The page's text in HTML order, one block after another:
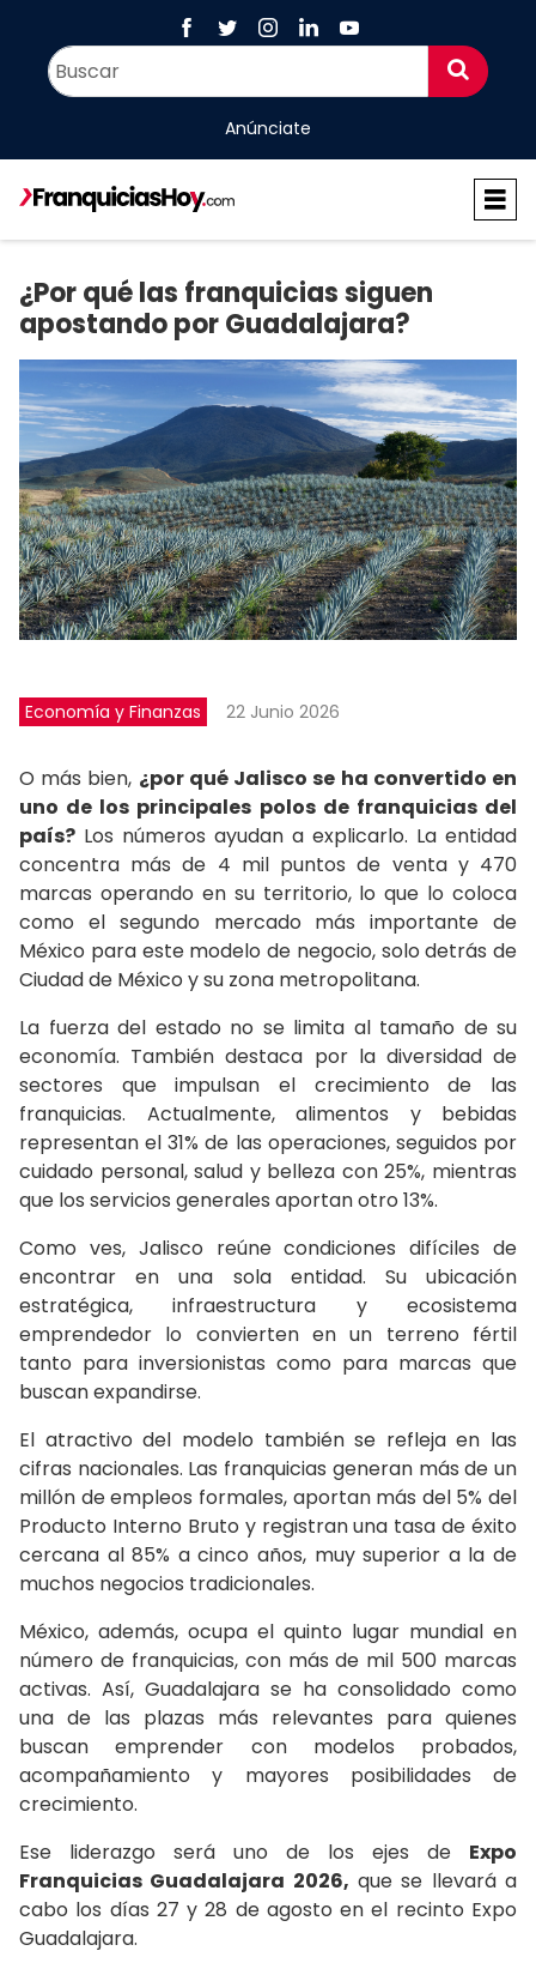
Anúnciate
¿Por qué las franquicias siguen
apostando por Guadalajara?
Economía y Finanzas 22 Junio 2026
O más bien, ¿por qué Jalisco se ha convertido en
uno de los principales polos de franquicias del
país? Los números ayudan a explicarlo. La entidad
concentra más de 4 mil puntos de venta y 470
marcas operando en su territorio, lo que lo coloca
como el segundo mercado más importante de
México para este modelo de negocio, solo detrás de
Ciudad de México y su zona metropolitana.
La fuerza del estado no se limita al tamaño de su
economía. También destaca por la diversidad de
sectores que impulsan el crecimiento de las
franquicias. Actualmente, alimentos y bebidas
representan el 31% de las operaciones, seguidos por
cuidado personal, salud y belleza con 25%, mientras
que los servicios generales aportan otro 13%.
Como ves, Jalisco reúne condiciones difíciles de
encontrar en una sola entidad. Su ubicación
estratégica, infraestructura y ecosistema
emprendedor lo convierten en un terreno fértil
tanto para inversionistas como para marcas que
buscan expandirse.
El atractivo del modelo también se refleja en las
cifras nacionales. Las franquicias generan más de un
millón de empleos formales, aportan más del 5% del
Producto Interno Bruto y registran una tasa de éxito
cercana al 85% a cinco años, muy superior a la de
muchos negocios tradicionales.
México, además, ocupa el quinto lugar mundial en
número de franquicias, con más de mil 500 marcas
activas. Así, Guadalajara se ha consolidado como
una de las plazas más relevantes para quienes
buscan emprender con modelos probados,
acompañamiento y mayores posibilidades de
crecimiento.
Ese liderazgo será uno de los ejes de Expo
Franquicias Guadalajara 2026, que se llevará a
cabo los días 27 y 28 de agosto en el recinto Expo
Guadalajara.